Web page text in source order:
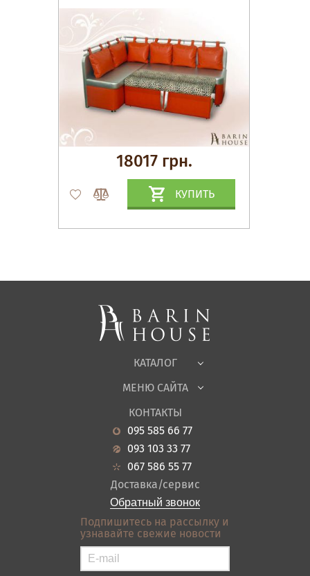
18017 грн.
КУПИТЬ
КАТАЛОГ
Спальни, Кровати
Корпусная мебель
Офисная мебель
Садовая мебель
Гостиная
Кухня
Прихожие
Ванная
Акции
МЕНЮ САЙТА
О нас
Новости
Гарантия
Кредит
Оплата и доставка
Отзывы
Контакты
Карта сайта
Условия покупки
КОНТАКТЫ
095 585 66 77
093 103 33 77
067 586 55 77
Доставка/сервис
Обратный звонок
Подпишитесь на рассылку и
узнавайте свежие новости